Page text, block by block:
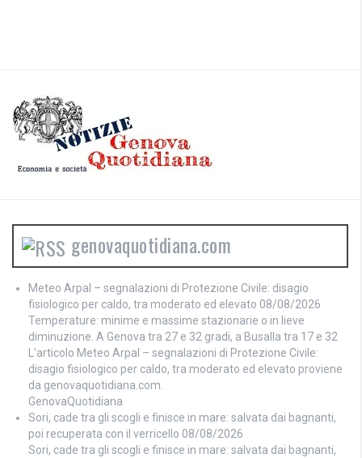
genovaquotidiana.com
Meteo Arpal – segnalazioni di Protezione Civile: disagio
fisiologico per caldo, tra moderato ed elevato 08/08/2026
Temperature: minime e massime stazionarie o in lieve
diminuzione. A Genova tra 27 e 32 gradi, a Busalla tra 17 e 32
L'articolo Meteo Arpal – segnalazioni di Protezione Civile:
disagio fisiologico per caldo, tra moderato ed elevato proviene
da genovaquotidiana.com.
GenovaQuotidiana
Sori, cade tra gli scogli e finisce in mare: salvata dai bagnanti,
poi recuperata con il verricello 08/08/2026
Sori, cade tra gli scogli e finisce in mare: salvata dai bagnanti,